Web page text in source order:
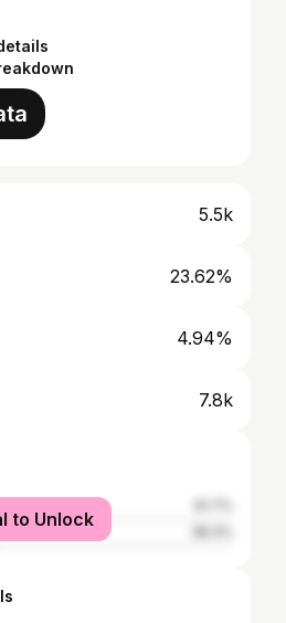
5.5k
23.62%
4.94%
7.8k
to Unlock